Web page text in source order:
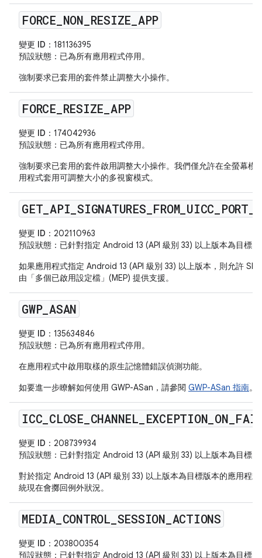
FORCE NON RESIZE APP
變更 ID： 181136395
預設狀態 ：已為所有應用程式停用。
強制要求已套用的套件禁止調整大小操作。
FORCE RESIZE APP
變更 ID： 174042936
預設狀態 ：已為所有應用程式停用。
強制要求已套用的套件啟用調整大小操作。我們僅允許在全螢幕模
用程式套用可調整大小的多視窗模式。
GET API SIGNATURES FROM_ UICC PORT
變更 ID： 202110963
預設狀態 ：已針對指定 Android 13 (API 級別 33) 以上版本為目標
如果應用程式指定 Android 13 (API 級別 33) 以上版本，則允許
由「多個已啟用設定檔」(MEP) 提供支援。
GWP_ ASAN
變更 ID： 135634846
預設狀態 ：已為所有應用程式停用。
在應用程式中啟用取樣的原生記憶體錯誤偵測功能。
如要進一步瞭解如何使用 GWP-ASan，請參閱 GWP-ASan 指南。
ICC CLOSE CHANNEL EXCEPTION ON
變更 ID： 208739934
預設狀態 ：已針對指定 Android 13 (API 級別 33) 以上版本為目標
對於指定 Android 13 (API 級別 33) 以上版本為目標版本的應用程
統現在會擲回例外狀況。
MEDIA_ CONTROL SESSION ACTIONS
變更 ID： 203800354
預設狀態 ：已針對指定 Android 13 (API 級別 33) 以上版本為目標